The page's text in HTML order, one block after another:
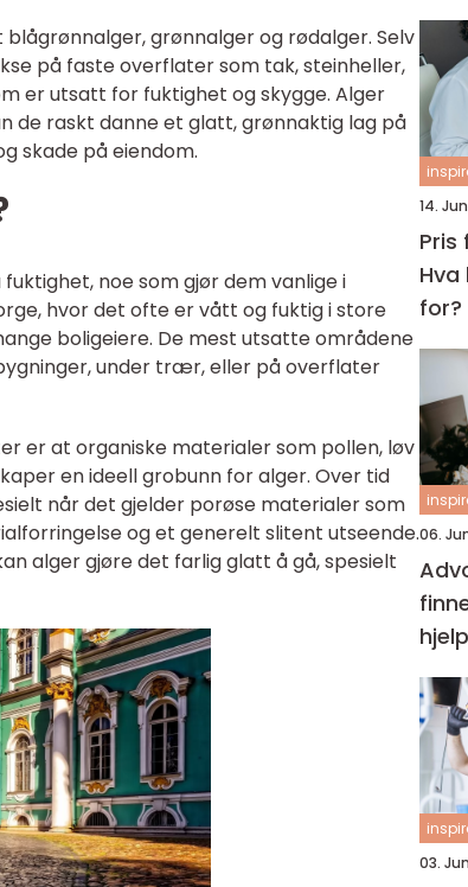
grønnalger og rødalger. Selv
på faste overflater som tak, steinheller,
er utsatt for fuktighet og skygge. Alger
de raskt danne et glatt, grønnaktig lag på
skade på eiendom.
noe som gjør dem vanlige i
hvor det ofte er vått og fuktig i store
boligeiere. De mest utsatte områdene
under trær, eller på overflater
er at organiske materialer som pollen, løv
en ideell grobunn for alger. Over tid
når det gjelder porøse materialer som
og et generelt slitent utseende.
alger gjøre det farlig glatt å gå, spesielt
14.
Pris
for?
06.
hjelp
03.